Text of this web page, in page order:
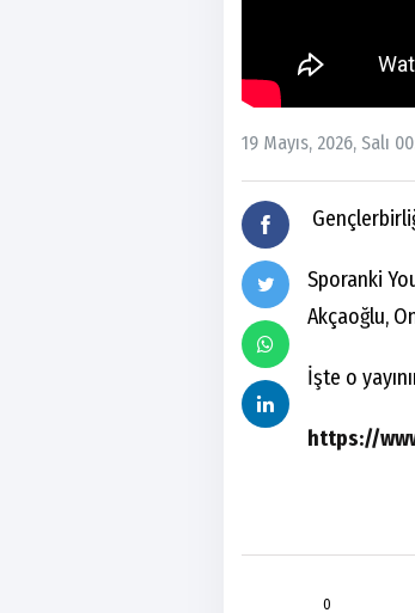
19 Mayıs, 2026, Salı
Sporanki
Akçaoğlu,
İşte o
https://
0